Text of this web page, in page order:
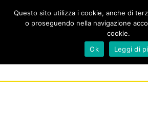
Questo sito utilizza i cookie, anche di
o proseguendo nella navigazione
cookie.
Ok
Leggi di